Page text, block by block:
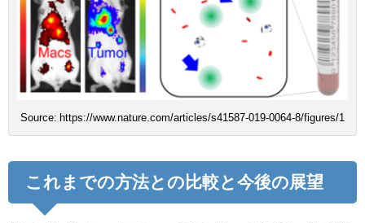
Source: https://www.nature.com/articles/s41587-019-0064-8/figures/1
これまでの方法との比較と今後の展望